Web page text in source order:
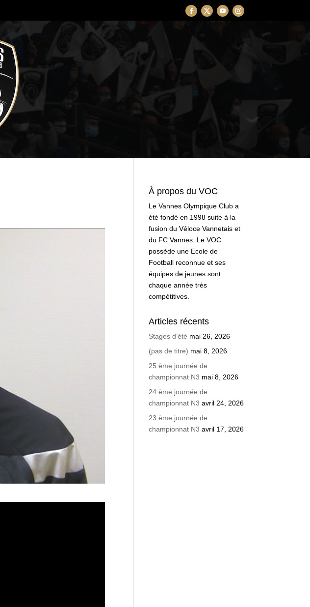
À propos du VOC
Le Vannes Olympique Club a
été fondé en 1998 suite à la
fusion du Véloce Vannetais et
du FC Vannes. Le VOC
possède une Ecole de
Football reconnue et ses
équipes de jeunes sont
chaque année très
compétitives.
Articles récents
Stages d’été mai 26, 2026
(pas de titre) mai 8, 2026
25 ème journée de
championnat N3 mai 8, 2026
24 ème journée de
championnat N3 avril 24, 2026
23 ème journée de
championnat N3 avril 17, 2026